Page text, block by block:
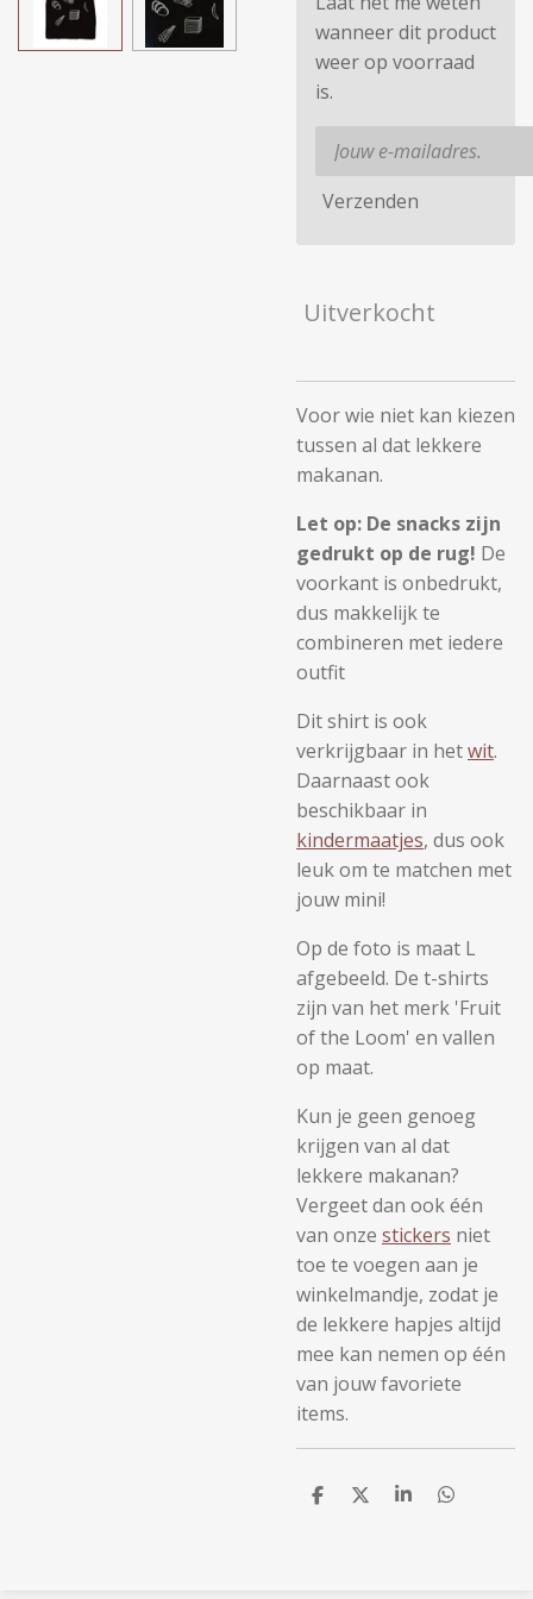
wanneer dit product
weer op voorraad
is.
Verzenden
Uitverkocht
Voor wie niet kan kiezen
tussen al dat lekkere
makanan.
Let op: De snacks zijn
gedrukt op de rug! De
voorkant is onbedrukt,
dus makkelijk te
combineren met iedere
outfit
Dit shirt is ook
verkrijgbaar in hetwit.
Daarnaast ook
beschikbaar in
kindermaatjes, dus ook
leuk om te matchen met
jouw mini!
Op de foto is maat L
afgebeeld. De t-shirts
zijn van het merk 'Fruit
of the Loom' en vallen
op maat.
Kun je geen genoeg
krijgen van al dat
lekkere makanan?
Vergeet dan ook één
van onze stickers niet
toe te voegen aan je
winkelmandje, zodat je
de lekkere hapjes altijd
mee kan nemen op één
van jouw favoriete
items.
D
D
S
D